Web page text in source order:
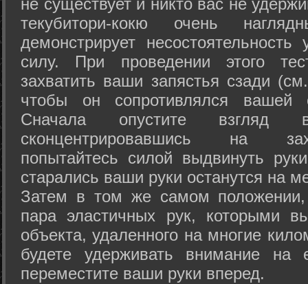
не существует и никто вас не
текубитори-кокю очень
демонстрирует
силу. При проведении этого
захватить ваши запястья сзади
чтобы он сопротивлялся вашей
Сначала опустите
сконцентрировавшись на
попытайтесь силой выдвинуть
старались ваши руки останутся на
Затем в том же самом положении,
пара эластичных рук, которыми
объекта, удаленного на многие
будете удерживать внимание на
переместите ваши руки вперед.